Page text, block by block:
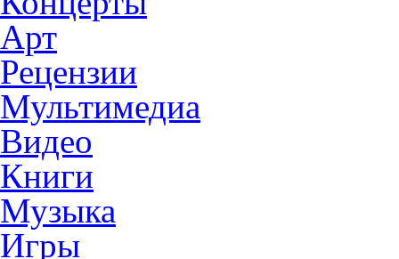
Арт
Рецензии
Мультимедиа
Видео
Книги
Музыка
Игры